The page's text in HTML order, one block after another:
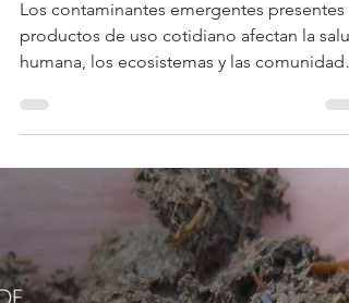
contaminantes
emergentes en la salud
y el medio ambiente
productos de uso cotidiano afectan la
humana, los ecosistemas y las
vulnerables es el tema principal de la
investigación que desarrolla el maestro
Gustavo Ángel Almendáriz Saldaña,